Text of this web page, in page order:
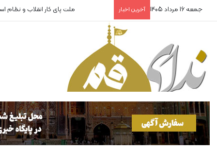
جمعه 16 مرداد 1405 آخرین اخبار روایتگران بی‌پناه!